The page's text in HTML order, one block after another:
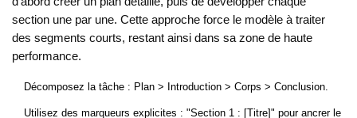
section une par une. Cette approche force le modèle à traiter
des segments courts, restant ainsi dans sa zone de haute
performance.
Décomposez la tâche : Plan > Introduction > Corps > Conclusion.
Utilisez des marqueurs explicites : "Section 1 : [Titre]" pour ancrer le